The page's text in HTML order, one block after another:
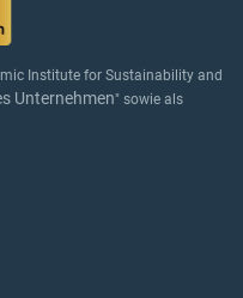
Institute for Sustainability and
Unternehmen" sowie als